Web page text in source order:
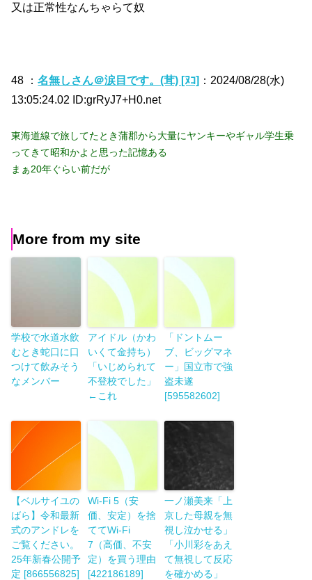
又は正常性なんちゃらて奴
48 ：名無しさん＠涙目です。(茸) [ﾇｺ] ：2024/08/28(水)
13:05:24.02 ID:grRyJ7+H0.net
東海道線で旅してたとき蒲郡から大量にヤンキーやギャル学生乗
ってきて昭和かよと思った記憶ある
まぁ20年ぐらい前だが
More from my site
学校で水道水飲
むとき蛇口に口
つけて飲みそう
なメンバー
アイドル（かわ
いくて金持ち）
「いじめられて
不登校でした」
←これ
「ドントムー
ブ、ビッグマネ
ー」国立市で強
盗未遂
[595582602]
【ベルサイユの
ばら】令和最新
式のアンドレを
ご覧ください。
25年新春公開予
定 [866556825]
Wi-Fi 5（安
価、安定）を捨
ててWi-Fi
7（高価、不安
定）を買う理由
[422186189]
一ノ瀬美来「上
京した母親を無
視し泣かせる」
「小川彩をあえ
て無視して反応
を確かめる」